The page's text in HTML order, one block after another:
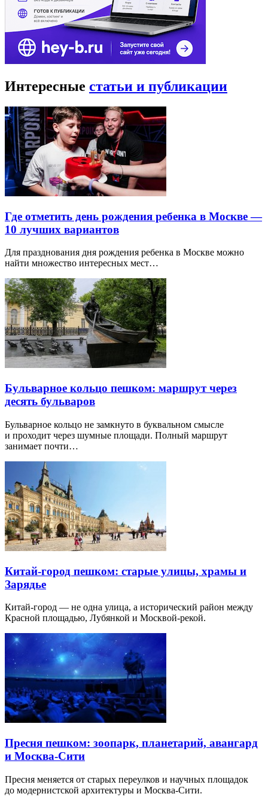
Интересные статьи и публикации
Где отметить день рождения ребенка в Москве —
10 лучших вариантов
Для празднования дня рождения ребенка в Москве можно
найти множество интересных мест…
Бульварное кольцо пешком: маршрут через
десять бульваров
Бульварное кольцо не замкнуто в буквальном смысле
и проходит через шумные площади. Полный маршрут
занимает почти…
Китай-город пешком: старые улицы, храмы и
Зарядье
Китай-город — не одна улица, а исторический район между
Красной площадью, Лубянкой и Москвой-рекой.
Пресня пешком: зоопарк, планетарий, авангард
и Москва-Сити
Пресня меняется от старых переулков и научных площадок
до модернистской архитектуры и Москва-Сити.